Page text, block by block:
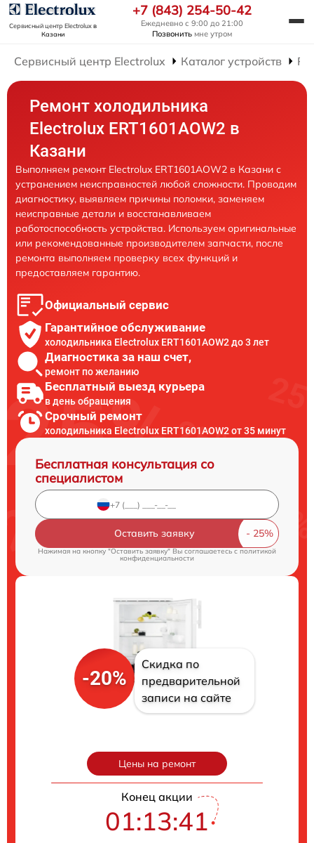
Сервисный центр Electroluxв
Казани
+7 (843) 254-50-42
Ежедневно с 9:00 до 21:00
Позвонить мне утром
Сервисный центр Electrolux Каталог устройств
Ремонт холодильника
Electrolux ERT1601AOW2 в
Казани
Выполняем ремонт Electrolux ERT1601AOW2 в Казани с
устранением неисправностей любой сложности. Проводим
диагностику, выявляем причины поломки, заменяем
неисправные детали и восстанавливаем
работоспособность устройства. Используем оригинальные
или рекомендованные производителем запчасти, после
ремонта выполняем проверку всех функций и
предоставляем гарантию.
Официальный сервис
Гарантийное обслуживание
холодильника Electrolux ERT1601AOW2 до 3 лет
Диагностика за наш счет,
ремонт по желанию
Бесплатный выезд курьера
в день обращения
Срочный ремонт
холодильника Electrolux ERT1601AOW2 от 35 минут
Бесплатная консультация со
специалистом
Оставить заявку
Нажимая на кнопку "Оставить заявку" Вы соглашаетесь cполитикой
конфиденциальности
-20%
Скидка по
предварительной
записи на сайте
Цены на ремонт
Конец акции
01:13:40